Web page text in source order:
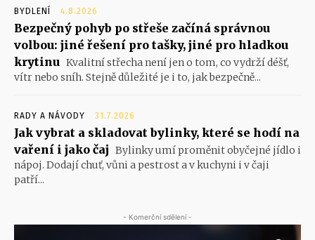
BYDLENÍ 4.8.2026
Bezpečný pohyb po střeše začíná správnou
volbou: jiné řešení pro tašky, jiné pro hladkou
krytinu Kvalitní střecha není jen o tom, co vydrží déšť,
vítr nebo sníh. Stejně důležité je i to, jak bezpečně...
RADY A NÁVODY 31.7.2026
Jak vybrat a skladovat bylinky, které se hodí na
vaření i jako čaj Bylinky umí proměnit obyčejné jídlo i
nápoj. Dodají chuť, vůni a pestrost a v kuchyni i v čaji
patří...
- Komerční sdělení -